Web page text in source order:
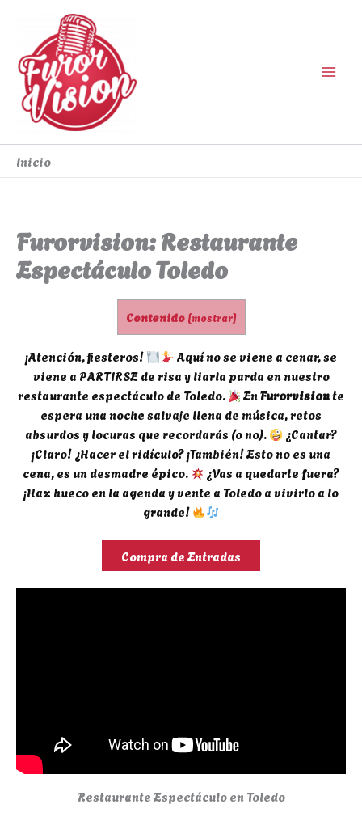
contenido
Inicio
Furorvision: Restaurante
Espectáculo Toledo
Contenido [mostrar]
¡Atención, fiesteros!
Aquí no se viene a cenar, se
viene a PARTIRSE de risa y liarla parda en nuestro
restaurante espectáculo de Toledo.
EnFurorvisionte
espera una noche salvaje llena de música, retos
absurdos y locuras que recordarás (o no).
¿Cantar?
¡Claro! ¿Hacer el ridículo? ¡También! Esto no es una
cena, es un desmadre épico.
¿Vas a quedarte fuera?
¡Haz hueco en la agenda y vente a Toledo a vivirlo a lo
grande!
Compra de Entradas
Restaurante Espectáculo en Toledo